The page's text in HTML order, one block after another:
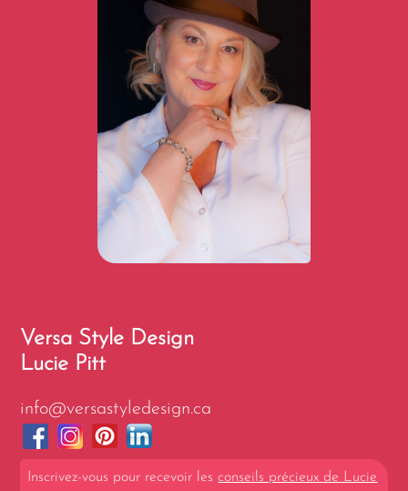
Versa Style Design
Lucie Pitt
info@versastyledesign.ca
Inscrivez-vous pour recevoir lesconseils précieux de Lucie